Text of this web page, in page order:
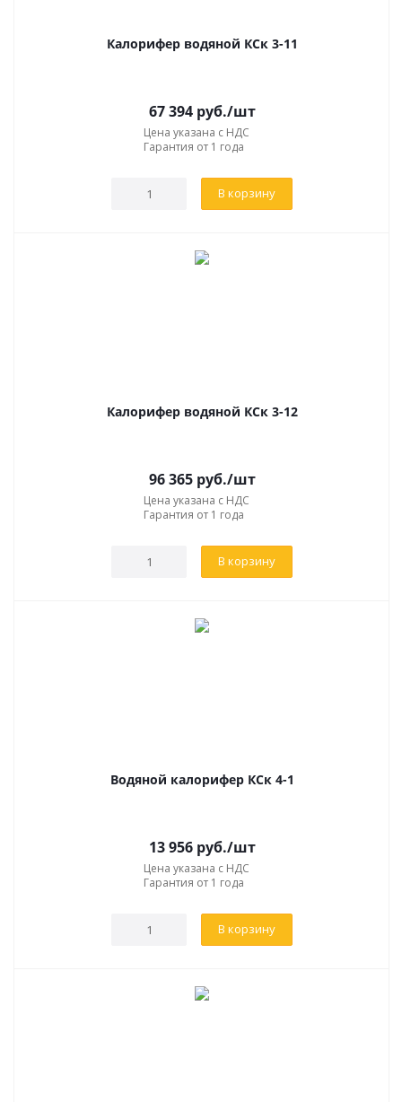
Калорифер водяной КСк 3-11
67 394руб./шт
Цена указана с НДС
Гарантия от 1 года
В корзину
Калорифер водяной КСк 3-12
96 365руб./шт
Цена указана с НДС
Гарантия от 1 года
В корзину
Водяной калорифер КСк 4-1
13 956руб./шт
Цена указана с НДС
Гарантия от 1 года
В корзину